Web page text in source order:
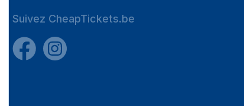
Suivez CheapTickets.be